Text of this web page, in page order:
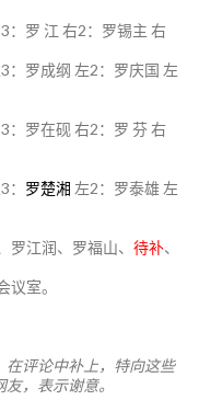
：罗 江 右2：罗锡主 右
：罗成纲 左2：罗庆国 左
：罗在砚 右2：罗 芬 右
罗楚湘 左2：罗泰雄 左
罗江润、罗福山、 待补、
室。
在评论中补上，特向这些
，表示谢意。